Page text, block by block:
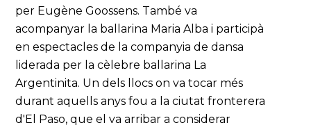
per Eugène Goossens. També va
acompanyar la ballarina Maria Alba i participà
en espectacles de la companyia de dansa
liderada per la cèlebre ballarina La
Argentinita. Un dels llocs on va tocar més
durant aquells anys fou a la ciutat fronterera
d'El Paso, que el va arribar a considerar